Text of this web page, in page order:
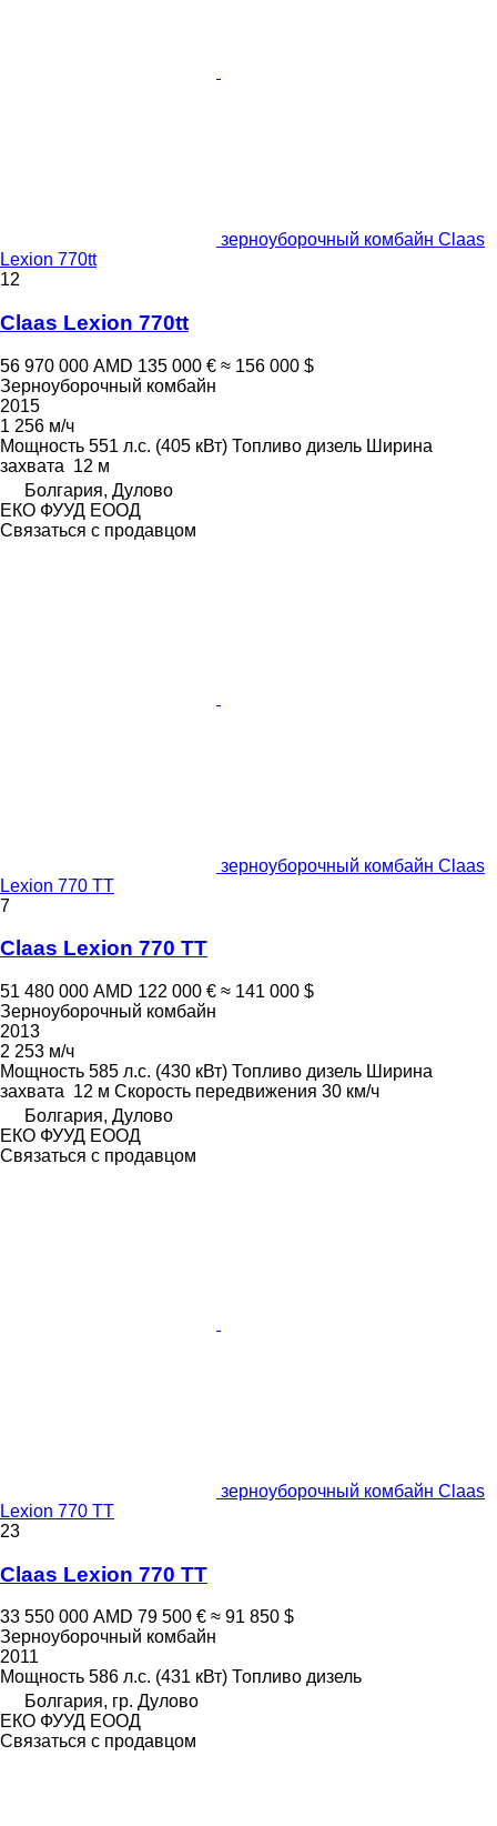
зерноуборочный комбайн Claas
Lexion 770tt
12
Claas Lexion 770tt
56 970 000 AMD 135 000 € ≈ 156 000 $
Зерноуборочный комбайн
2015
1 256 м/ч
Мощность 551 л.с. (405 кВт) Топливо дизель Ширина
захвата 12 м
Болгария, Дулово
ЕКО ФУУД ЕООД
Связаться с продавцом
зерноуборочный комбайн Claas
Lexion 770 TT
7
Claas Lexion 770 TT
51 480 000 AMD 122 000 € ≈ 141 000 $
Зерноуборочный комбайн
2013
2 253 м/ч
Мощность 585 л.с. (430 кВт) Топливо дизель Ширина
захвата 12 м Скорость передвижения 30 км/ч
Болгария, Дулово
ЕКО ФУУД ЕООД
Связаться с продавцом
зерноуборочный комбайн Claas
Lexion 770 TT
23
Claas Lexion 770 TT
33 550 000 AMD 79 500 € ≈ 91 850 $
Зерноуборочный комбайн
2011
Мощность 586 л.с. (431 кВт) Топливо дизель
Болгария, гр. Дулово
ЕКО ФУУД ЕООД
Связаться с продавцом